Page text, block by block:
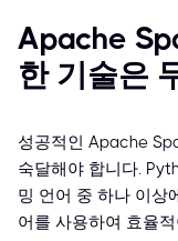
Apache
한 기술은
성공적인 Apache
숙달해야 합니다.
밍 언어 중 하나 이상
어를 사용하여 효율